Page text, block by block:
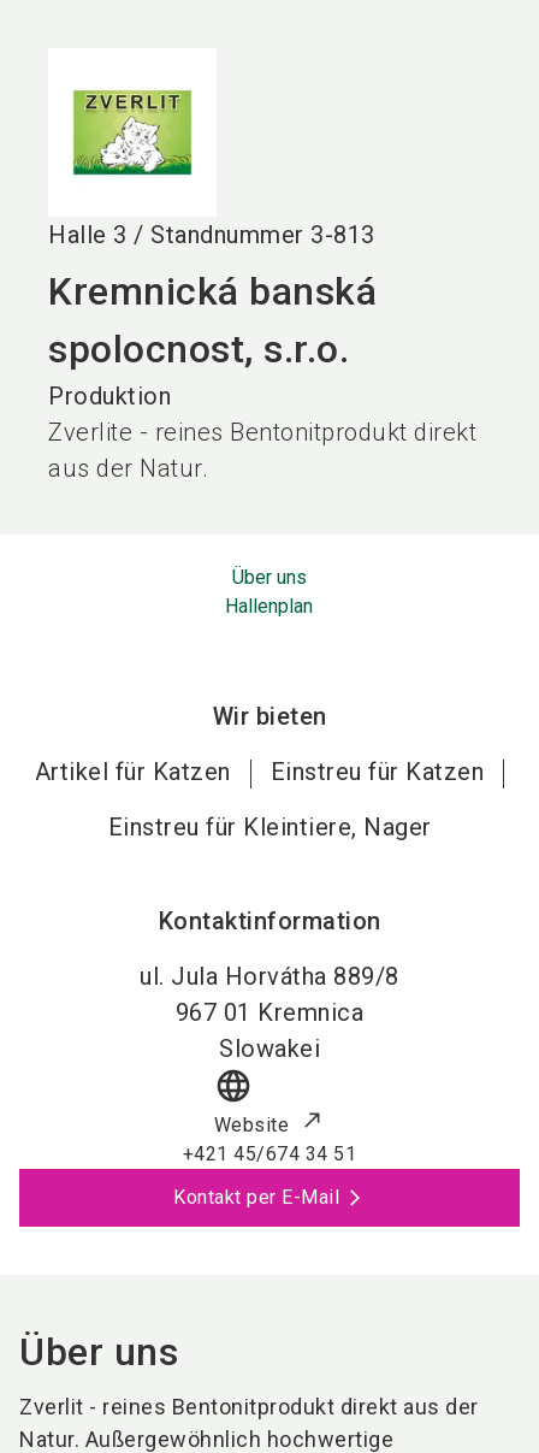
Halle 3 / Standnummer 3-813
Kremnická banská
spolocnost, s.r.o.
Produktion
Zverlite - reines Bentonitprodukt direkt
aus der Natur.
Über uns
Hallenplan
Wir bieten
Artikel für Katzen
Einstreu für Katzen
Einstreu für Kleintiere, Nager
Kontaktinformation
ul. Jula Horvátha 889/8
967 01 Kremnica
Slowakei
language
Website
+421 45/674 34 51
Kontakt per E-Mail
Über uns
Zverlit - reines Bentonitprodukt direkt aus der
Natur. Außergewöhnlich hochwertige